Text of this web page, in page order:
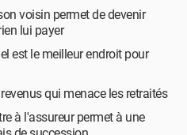
voisin permet de devenir
lui payer
est le meilleur endroit pour
qui menace les retraités
à l'assureur permet à une